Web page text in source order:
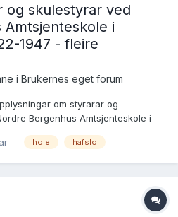
og skulestyrar ved
i
1947 - fleire
i Brukernes eget forum
om styrarar og
Bergenhus Amtsjenteskole i
held fram med denne jenta: Ragna
hole hafslo